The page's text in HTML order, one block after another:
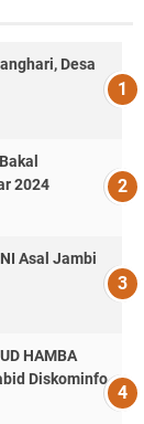
Desa
2024
Asal Jambi
HAMBA
Diskominfo